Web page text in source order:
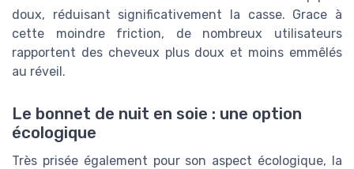
doux, réduisant significativement la casse. Grace à
cette moindre friction, de nombreux utilisateurs
rapportent des cheveux plus doux et moins emmêlés
au réveil.
Le bonnet de nuit en soie : une option
écologique
Très prisée également pour son aspect écologique, la